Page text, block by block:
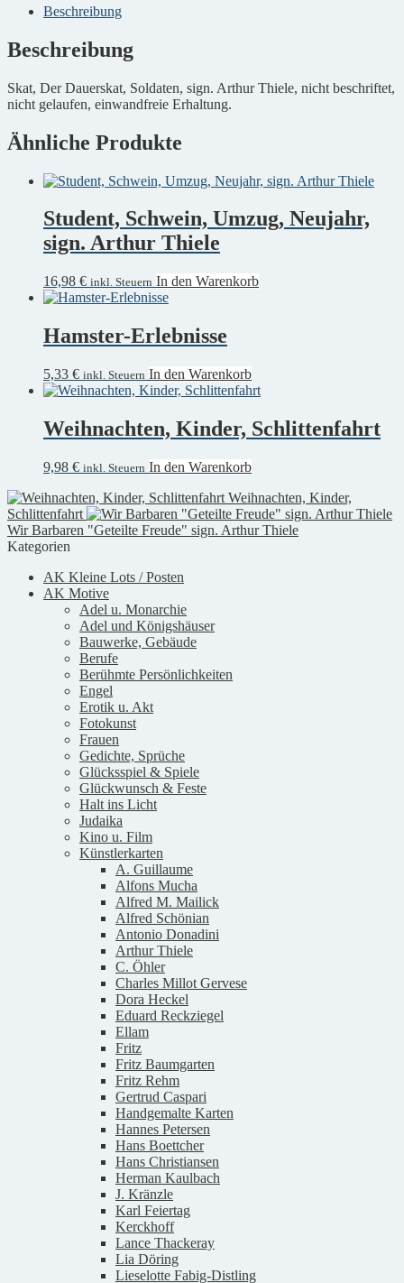
Soldaten,
Arthur
Thiele
Beschreibung
Beschreibung
Skat, Der Dauerskat, Soldaten, sign. Arthur Thiele, nicht beschriftet,
nicht gelaufen, einwandfreie Erhaltung.
Ähnliche Produkte
Student, Schwein, Umzug, Neujahr,
sign. Arthur Thiele
16,98 € inkl. Steuern In den Warenkorb
Hamster-Erlebnisse
5,33 € inkl. Steuern In den Warenkorb
Weihnachten, Kinder, Schlittenfahrt
9,98 € inkl. Steuern In den Warenkorb
Weihnachten, Kinder,
Schlittenfahrt
Wir Barbaren "Geteilte Freude" sign. Arthur Thiele
Kategorien
AK Kleine Lots / Posten
AK Motive
Adel u. Monarchie
Adel und Königshäuser
Bauwerke, Gebäude
Berufe
Berühmte Persönlichkeiten
Engel
Erotik u. Akt
Fotokunst
Frauen
Gedichte, Sprüche
Glücksspiel & Spiele
Glückwunsch & Feste
Halt ins Licht
Judaika
Kino u. Film
Künstlerkarten
A. Guillaume
Alfons Mucha
Alfred M. Mailick
Alfred Schönian
Antonio Donadini
Arthur Thiele
C. Öhler
Charles Millot Gervese
Dora Heckel
Eduard Reckziegel
Ellam
Fritz
Fritz Baumgarten
Fritz Rehm
Gertrud Caspari
Handgemalte Karten
Hannes Petersen
Hans Boettcher
Hans Christiansen
Herman Kaulbach
J. Kränzle
Karl Feiertag
Kerckhoff
Lance Thackeray
Lia Döring
Lieselotte Fabig-Distling